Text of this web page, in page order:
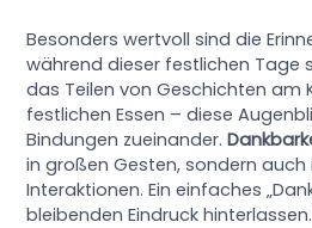
Besonders wertvoll sind die
während dieser festlichen Tage
das Teilen von Geschichten am
festlichen Essen – diese
Bindungen zueinander.
in großen Gesten, sondern
Interaktionen. Ein einfaches
bleibenden Eindruck hinterlassen.